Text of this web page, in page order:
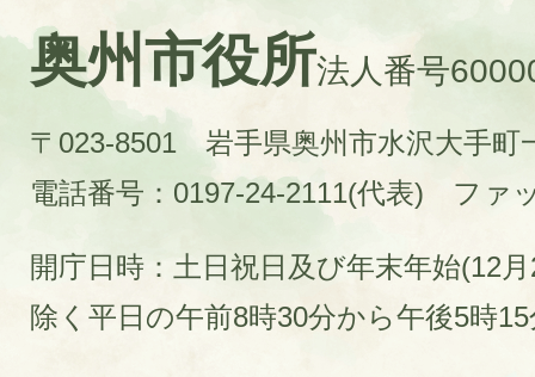
奥州市役所法人番号
〒023-8501 岩手県奥州市水沢大手町
電話番号：0197-24-2111(代表)
ファ
開庁日時：土日祝日及び年末年始(12
除く平日の午前8時30分から午後5時